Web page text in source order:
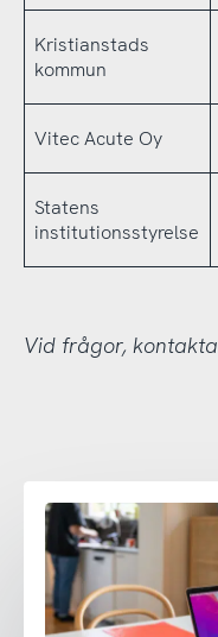
Kristianstads
kommun
Vitec Acute Oy
Statens
institutionsstyrelse
Vid frågor, kontakta